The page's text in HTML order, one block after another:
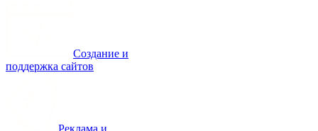
Создание и
поддержка сайтов
Реклама и